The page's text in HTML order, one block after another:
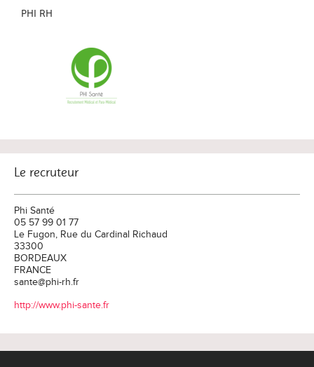
PHI RH
Le recruteur
Phi Santé
05 57 99 01 77
Le Fugon, Rue du Cardinal Richaud
33300
BORDEAUX
FRANCE
sante@phi-rh.fr
http://www.phi-sante.fr